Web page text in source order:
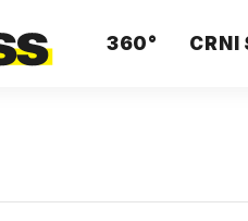
360° CRNI